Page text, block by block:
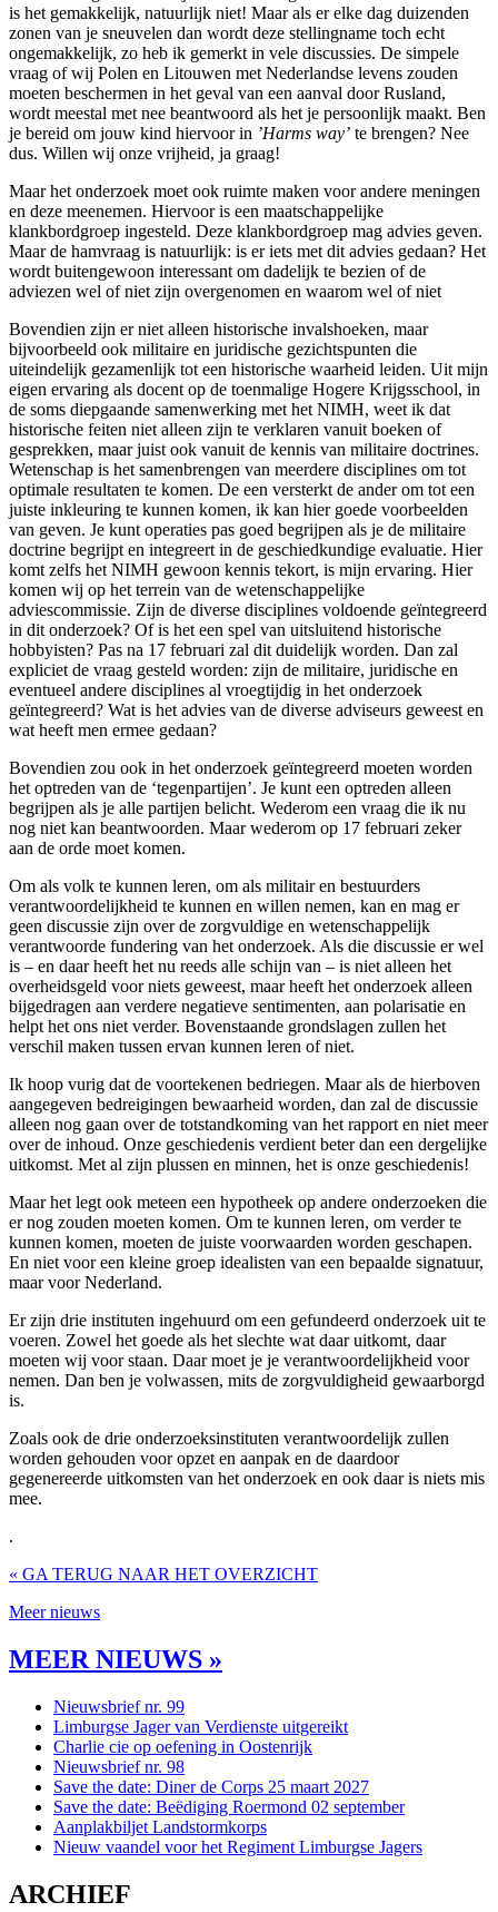
is het gemakkelijk, natuurlijk niet! Maar als er elke dag duizenden
zonen van je sneuvelen dan wordt deze stellingname toch echt
ongemakkelijk, zo heb ik gemerkt in vele discussies. De simpele
vraag of wij Polen en Litouwen met Nederlandse levens zouden
moeten beschermen in het geval van een aanval door Rusland,
wordt meestal met nee beantwoord als het je persoonlijk maakt. Ben
je bereid om jouw kind hiervoor in ’Harms way’ te brengen? Nee
dus. Willen wij onze vrijheid, ja graag!
Maar het onderzoek moet ook ruimte maken voor andere meningen
en deze meenemen. Hiervoor is een maatschappelijke
klankbordgroep ingesteld. Deze klankbordgroep mag advies geven.
Maar de hamvraag is natuurlijk: is er iets met dit advies gedaan? Het
wordt buitengewoon interessant om dadelijk te bezien of de
adviezen wel of niet zijn overgenomen en waarom wel of niet
Bovendien zijn er niet alleen historische invalshoeken, maar
bijvoorbeeld ook militaire en juridische gezichtspunten die
uiteindelijk gezamenlijk tot een historische waarheid leiden. Uit mijn
eigen ervaring als docent op de toenmalige Hogere Krijgsschool, in
de soms diepgaande samenwerking met het NIMH, weet ik dat
historische feiten niet alleen zijn te verklaren vanuit boeken of
gesprekken, maar juist ook vanuit de kennis van militaire doctrines.
Wetenschap is het samenbrengen van meerdere disciplines om tot
optimale resultaten te komen. De een versterkt de ander om tot een
juiste inkleuring te kunnen komen, ik kan hier goede voorbeelden
van geven. Je kunt operaties pas goed begrijpen als je de militaire
doctrine begrijpt en integreert in de geschiedkundige evaluatie. Hier
komt zelfs het NIMH gewoon kennis tekort, is mijn ervaring. Hier
komen wij op het terrein van de wetenschappelijke
adviescommissie. Zijn de diverse disciplines voldoende geïntegreerd
in dit onderzoek? Of is het een spel van uitsluitend historische
hobbyisten? Pas na 17 februari zal dit duidelijk worden. Dan zal
expliciet de vraag gesteld worden: zijn de militaire, juridische en
eventueel andere disciplines al vroegtijdig in het onderzoek
geïntegreerd? Wat is het advies van de diverse adviseurs geweest en
wat heeft men ermee gedaan?
Bovendien zou ook in het onderzoek geïntegreerd moeten worden
het optreden van de ‘tegenpartijen’. Je kunt een optreden alleen
begrijpen als je alle partijen belicht. Wederom een vraag die ik nu
nog niet kan beantwoorden. Maar wederom op 17 februari zeker
aan de orde moet komen.
Om als volk te kunnen leren, om als militair en bestuurders
verantwoordelijkheid te kunnen en willen nemen, kan en mag er
geen discussie zijn over de zorgvuldige en wetenschappelijk
verantwoorde fundering van het onderzoek. Als die discussie er wel
is – en daar heeft het nu reeds alle schijn van – is niet alleen het
overheidsgeld voor niets geweest, maar heeft het onderzoek alleen
bijgedragen aan verdere negatieve sentimenten, aan polarisatie en
helpt het ons niet verder. Bovenstaande grondslagen zullen het
verschil maken tussen ervan kunnen leren of niet.
Ik hoop vurig dat de voortekenen bedriegen. Maar als de hierboven
aangegeven bedreigingen bewaarheid worden, dan zal de discussie
alleen nog gaan over de totstandkoming van het rapport en niet meer
over de inhoud. Onze geschiedenis verdient beter dan een dergelijke
uitkomst. Met al zijn plussen en minnen, het is onze geschiedenis!
Maar het legt ook meteen een hypotheek op andere onderzoeken die
er nog zouden moeten komen. Om te kunnen leren, om verder te
kunnen komen, moeten de juiste voorwaarden worden geschapen.
En niet voor een kleine groep idealisten van een bepaalde signatuur,
maar voor Nederland.
Er zijn drie instituten ingehuurd om een gefundeerd onderzoek uit te
voeren. Zowel het goede als het slechte wat daar uitkomt, daar
moeten wij voor staan. Daar moet je je verantwoordelijkheid voor
nemen. Dan ben je volwassen, mits de zorgvuldigheid gewaarborgd
is.
Zoals ook de drie onderzoeksinstituten verantwoordelijk zullen
worden gehouden voor opzet en aanpak en de daardoor
gegenereerde uitkomsten van het onderzoek en ook daar is niets mis
mee.
.
« GA TERUG NAAR HET OVERZICHT
Meer nieuws
MEER NIEUWS »
Nieuwsbrief nr. 99
Limburgse Jager van Verdienste uitgereikt
Charlie cie op oefening in Oostenrijk
Nieuwsbrief nr. 98
Save the date: Diner de Corps 25 maart 2027
Save the date: Beëdiging Roermond 02 september
Aanplakbiljet Landstormkorps
Nieuw vaandel voor het Regiment Limburgse Jagers
ARCHIEF